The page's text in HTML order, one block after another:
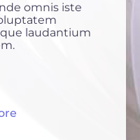
omnis iste
laudantium